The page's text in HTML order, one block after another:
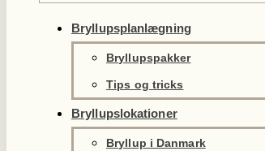
Bryllupsplanlægning
Bryllupspakker
Tips og tricks
Bryllupslokationer
Bryllup i Danmark